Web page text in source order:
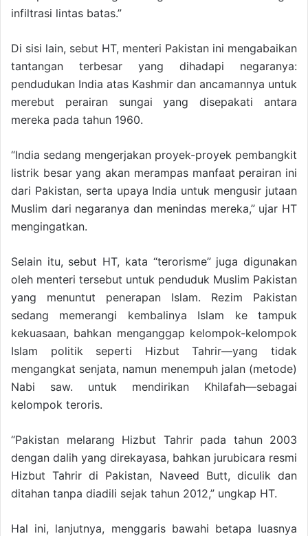
infiltrasi lintas batas.”
Di sisi lain, sebut HT, menteri Pakistan ini mengabaikan
tantangan terbesar yang dihadapi negaranya:
pendudukan India atas Kashmir dan ancamannya untuk
merebut perairan sungai yang disepakati antara
mereka pada tahun 1960.
“India sedang mengerjakan proyek-proyek pembangkit
listrik besar yang akan merampas manfaat perairan ini
dari Pakistan, serta upaya India untuk mengusir jutaan
Muslim dari negaranya dan menindas mereka,” ujar HT
mengingatkan.
Selain itu, sebut HT, kata “terorisme” juga digunakan
oleh menteri tersebut untuk penduduk Muslim Pakistan
yang menuntut penerapan Islam. Rezim Pakistan
sedang memerangi kembalinya Islam ke tampuk
kekuasaan, bahkan menganggap kelompok-kelompok
Islam politik seperti Hizbut Tahrir—yang tidak
mengangkat senjata, namun menempuh jalan (metode)
Nabi saw. untuk mendirikan Khilafah—sebagai
kelompok teroris.
“Pakistan melarang Hizbut Tahrir pada tahun 2003
dengan dalih yang direkayasa, bahkan jurubicara resmi
Hizbut Tahrir di Pakistan, Naveed Butt, diculik dan
ditahan tanpa diadili sejak tahun 2012,” ungkap HT.
Hal ini, lanjutnya, menggaris bawahi betapa luasnya